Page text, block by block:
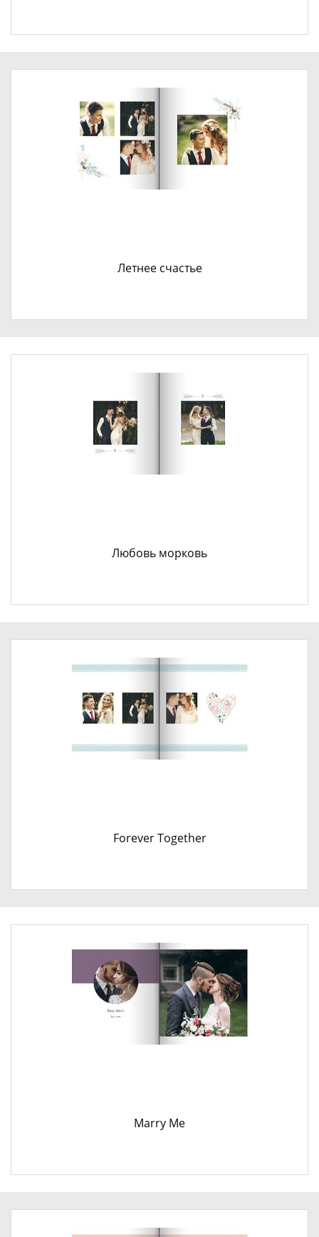
Летнее счастье
Любовь морковь
Forever Together
Marry Me